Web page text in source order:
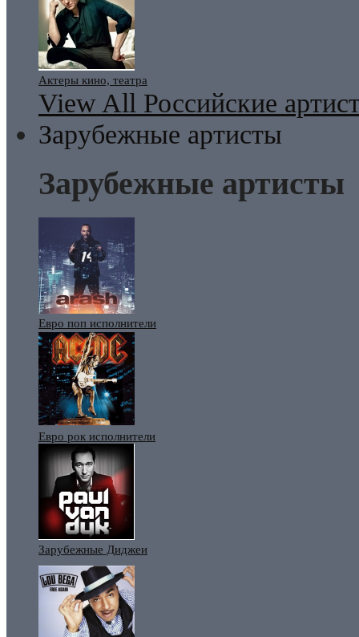
Актеры кино, театра
View All Российские
Зарубежные артисты
Зарубежные артисты
Евро поп исполнители
Евро рок исполнители
Зарубежные Диджеи